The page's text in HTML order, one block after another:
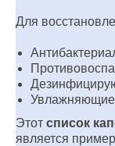
Для
Этот список
является